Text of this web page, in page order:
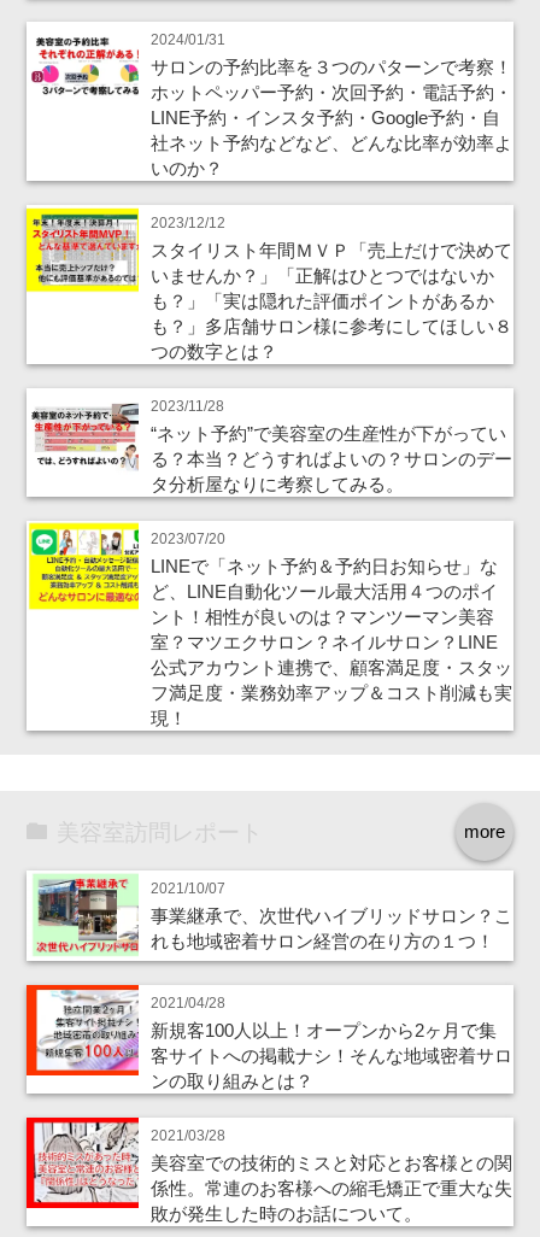
2024/01/31
サロンの予約比率を３つのパターンで考察！
ホットペッパー予約・次回予約・電話予約・
LINE予約・インスタ予約・Google予約・自
社ネット予約などなど、どんな比率が効率よ
いのか？
2023/12/12
スタイリスト年間ＭＶＰ「売上だけで決めて
いませんか？」「正解はひとつではないか
も？」「実は隠れた評価ポイントがあるか
も？」多店舗サロン様に参考にしてほしい８
つの数字とは？
2023/11/28
“ネット予約”で美容室の生産性が下がってい
る？本当？どうすればよいの？サロンのデー
タ分析屋なりに考察してみる。
2023/07/20
LINEで「ネット予約＆予約日お知らせ」な
ど、LINE自動化ツール最大活用４つのポイ
ント！相性が良いのは？マンツーマン美容
室？マツエクサロン？ネイルサロン？LINE
公式アカウント連携で、顧客満足度・スタッ
フ満足度・業務効率アップ＆コスト削減も実
現！
more
美容室訪問レポート
2021/10/07
事業継承で、次世代ハイブリッドサロン？こ
れも地域密着サロン経営の在り方の１つ！
2021/04/28
新規客100人以上！オープンから2ヶ月で集
客サイトへの掲載ナシ！そんな地域密着サロ
ンの取り組みとは？
2021/03/28
美容室での技術的ミスと対応とお客様との関
係性。常連のお客様への縮毛矯正で重大な失
敗が発生した時のお話について。